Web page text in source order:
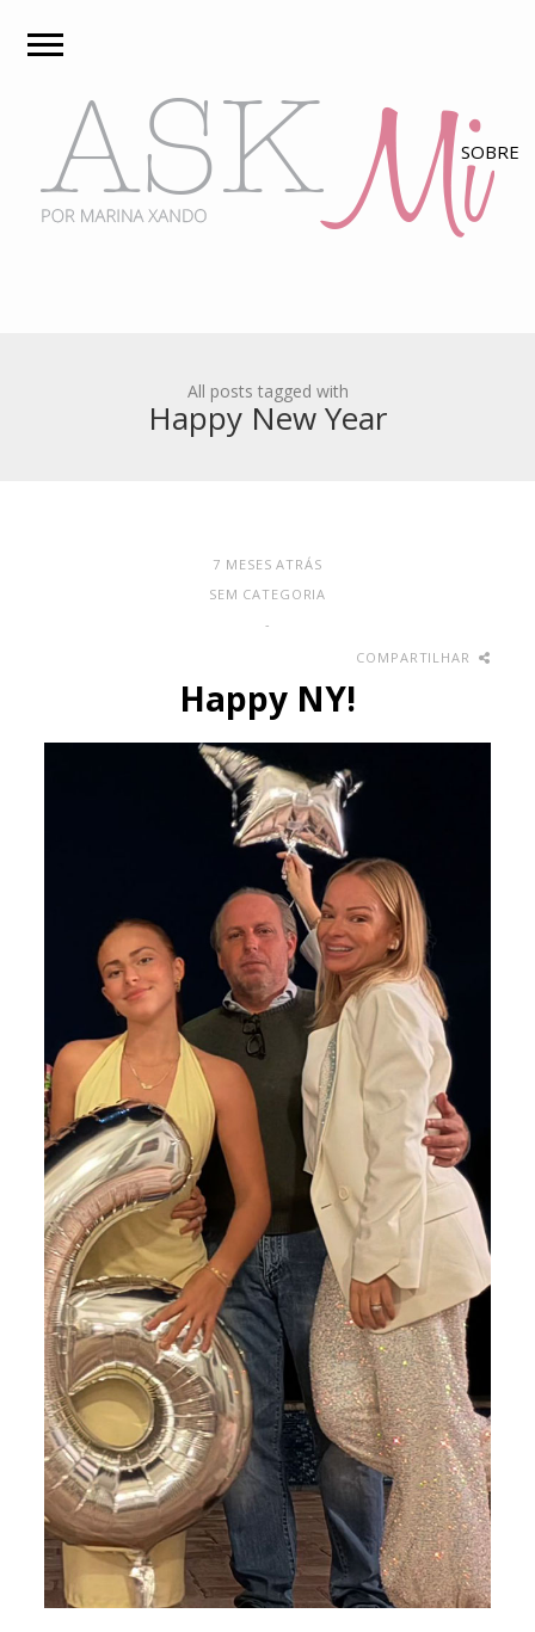
All posts tagged with
Happy New Year
7 MESES ATRÁS
SEM CATEGORIA
-
COMPARTILHAR
Happy NY!